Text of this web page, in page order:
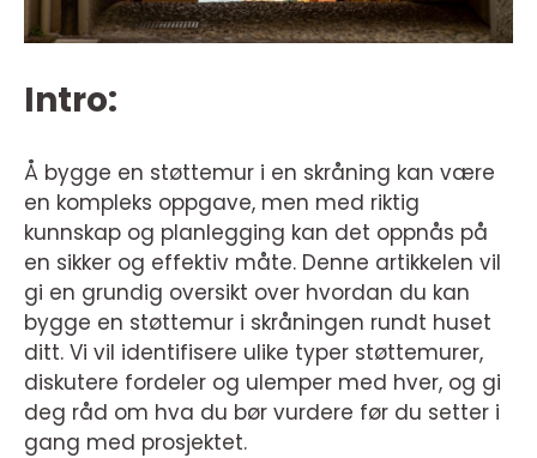
Intro:
Å bygge en støttemur i en skråning kan være
en kompleks oppgave, men med riktig
kunnskap og planlegging kan det oppnås på
en sikker og effektiv måte. Denne artikkelen vil
gi en grundig oversikt over hvordan du kan
bygge en støttemur i skråningen rundt huset
ditt. Vi vil identifisere ulike typer støttemurer,
diskutere fordeler og ulemper med hver, og gi
deg råd om hva du bør vurdere før du setter i
gang med prosjektet.